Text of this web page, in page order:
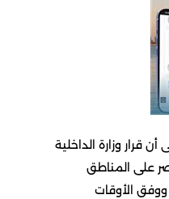
قرار وزارة الداخلية
على المناطق
ووفق الأوقات